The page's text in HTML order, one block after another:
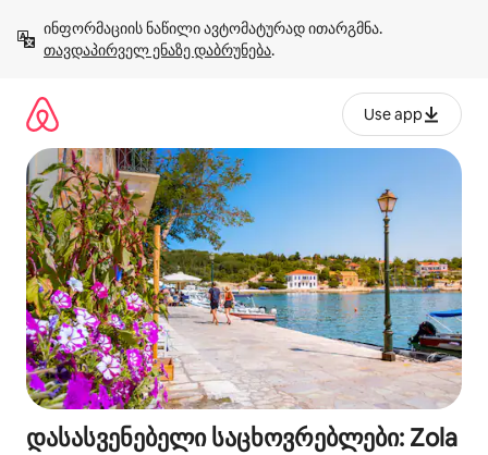
გადასვლა
თავდაპირველ ენაზე დაბრუნება.
Use app
დასასვენებელი საცხოვრებლები: Zola